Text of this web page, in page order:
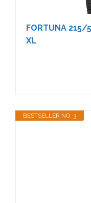
FORTUNA 215/
XL
BESTSELLER NO. 3